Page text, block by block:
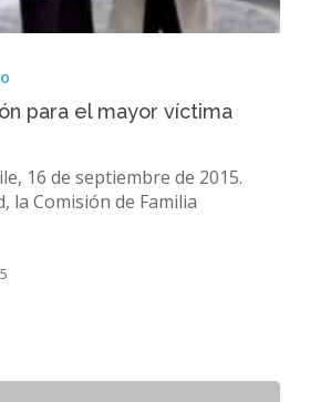
para el mayor víctima
16 de septiembre de 2015.
la Comisión de Familia